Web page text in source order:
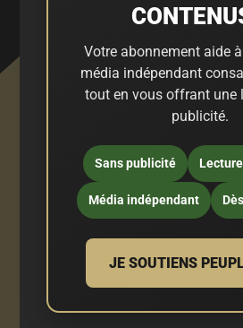
Votre abonnement aide
média indépendant
tout en vous offrant une
publicité.
Sans publicité
Média indépendant
JE SOUTIENS